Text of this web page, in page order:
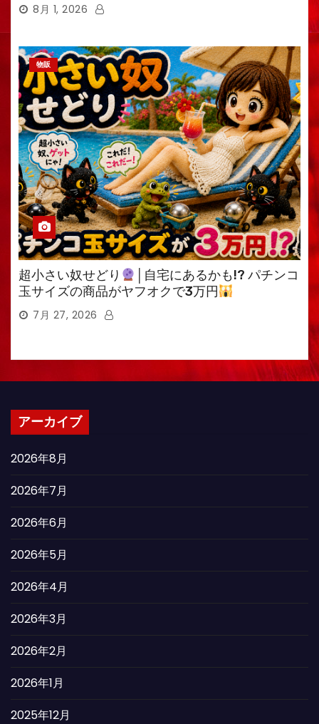
8月 1, 2026
物販
超小さい奴せどり
│自宅にあるかも!? パチンコ
玉サイズの商品がヤフオクで3万円
7月 27, 2026
アーカイブ
2026年8月
2026年7月
2026年6月
2026年5月
2026年4月
2026年3月
2026年2月
2026年1月
2025年12月